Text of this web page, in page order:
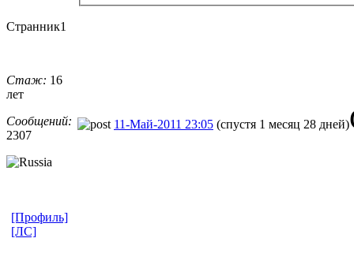
Странник1
Стаж: 16
лет
Сообщений:
2307
11-Май-2011 23:05 (спустя 1 месяц 28 дней)
[Профиль]
[ЛС]